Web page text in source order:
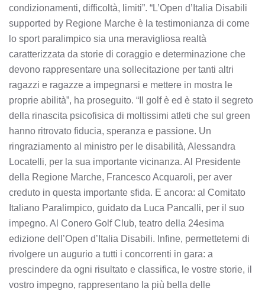
condizionamenti, difficoltà, limiti”. “L’Open d’Italia Disabili
supported by Regione Marche è la testimonianza di come
lo sport paralimpico sia una meravigliosa realtà
caratterizzata da storie di coraggio e determinazione che
devono rappresentare una sollecitazione per tanti altri
ragazzi e ragazze a impegnarsi e mettere in mostra le
proprie abilità”, ha proseguito. “Il golf è ed è stato il segreto
della rinascita psicofisica di moltissimi atleti che sul green
hanno ritrovato fiducia, speranza e passione. Un
ringraziamento al ministro per le disabilità, Alessandra
Locatelli, per la sua importante vicinanza. Al Presidente
della Regione Marche, Francesco Acquaroli, per aver
creduto in questa importante sfida. E ancora: al Comitato
Italiano Paralimpico, guidato da Luca Pancalli, per il suo
impegno. Al Conero Golf Club, teatro della 24esima
edizione dell’Open d’Italia Disabili. Infine, permettetemi di
rivolgere un augurio a tutti i concorrenti in gara: a
prescindere da ogni risultato e classifica, le vostre storie, il
vostro impegno, rappresentano la più bella delle